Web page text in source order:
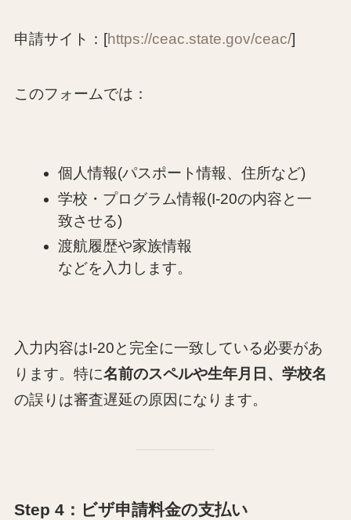
申請サイト：[https://ceac.state.gov/ceac/]
このフォームでは：
個人情報(パスポート情報、住所など)
学校・プログラム情報(I-20の内容と一
致させる)
渡航履歴や家族情報
などを入力します。
入力内容はI-20と完全に一致している必要があ
ります。特に名前のスペルや生年月日、学校名
の誤りは審査遅延の原因になります。
Step 4：ビザ申請料金の支払い